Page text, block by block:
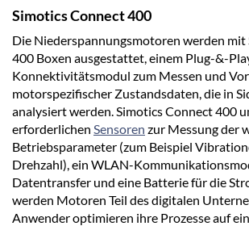
Simotics Connect 400
Die Niederspannungsmotoren werden mit
400 Boxen ausgestattet, einem Plug-&-
Konnektivitätsmodul zum Messen und
motorspezifischer Zustandsdaten, die in
analysiert werden. Simotics Connect 400
erforderlichen Sensoren zur Messung der
Betriebsparameter (zum Beispiel
Drehzahl), ein WLAN-
Datentransfer und eine Batterie für die
werden Motoren Teil des digitalen
Anwender optimieren ihre Prozesse auf